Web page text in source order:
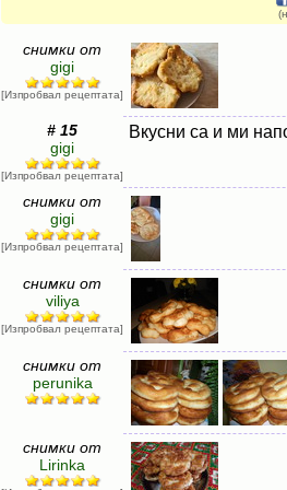
снимки от
gigi
[Изпробвал рецептата]
# 15
gigi
[Изпробвал рецептата]
Вкусни са и ми
снимки от
gigi
[Изпробвал рецептата]
снимки от
viliya
[Изпробвал рецептата]
снимки от
perunika
снимки от
Lirinka